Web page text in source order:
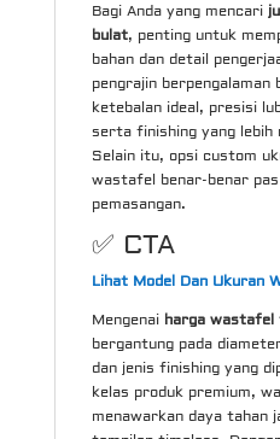
Bagi Anda yang mencari
bulat, penting untuk
bahan dan detail
pengrajin berpengalaman
ketebalan ideal, presisi
serta finishing yang lebih
Selain itu, opsi custom
wastafel benar-benar
pemasangan.
✅ CTA
Lihat Model Dan Ukuran
Mengenai harga wastafel
bergantung pada
dan jenis finishing yang
kelas produk premium,
menawarkan daya tahan